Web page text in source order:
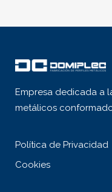
Empresa dedicada a
metálicos
Política de Privacidad
Cookies